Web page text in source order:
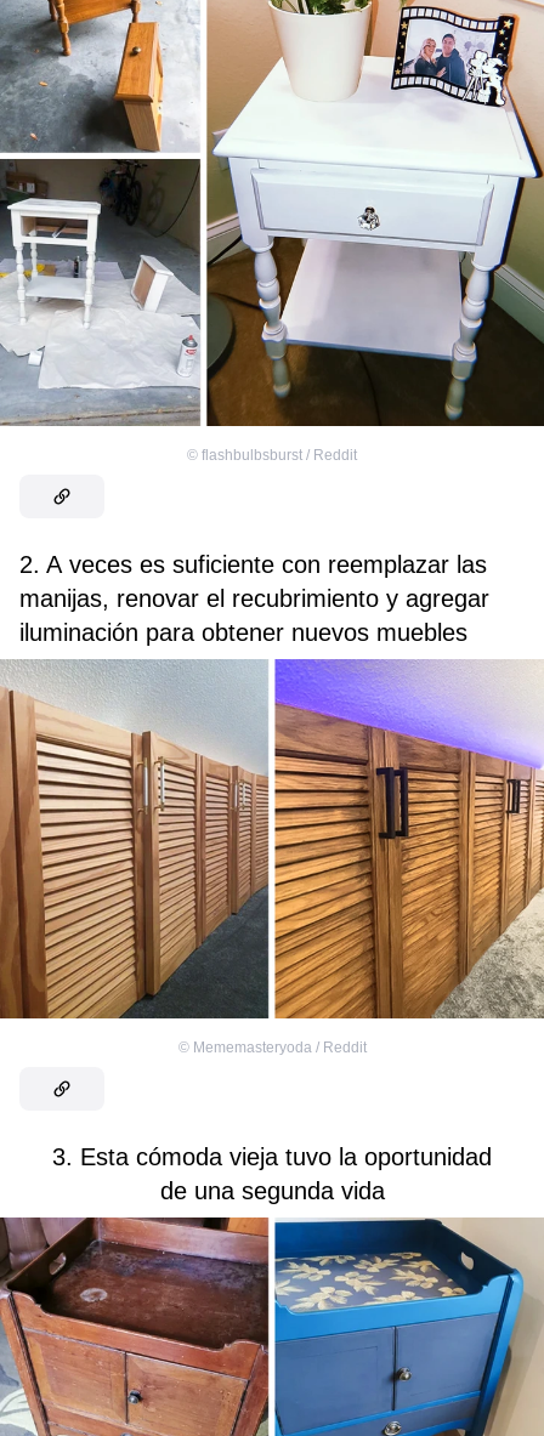
© flashbulbsburst / Reddit
2. A veces es suficiente con reemplazar las
manijas, renovar el recubrimiento y agregar
iluminación para obtener nuevos muebles
© Mememasteryoda / Reddit
3. Esta cómoda vieja tuvo la oportunidad
de una segunda vida